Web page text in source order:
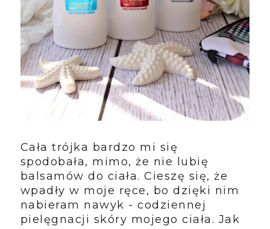
Cała trójka bardzo mi się
spodobała, mimo, że nie lubię
balsamów do ciała. Cieszę się, że
wpadły w moje ręce, bo dzięki nim
nabieram nawyk - codziennej
pielęgnacji skóry mojego ciała. Jak